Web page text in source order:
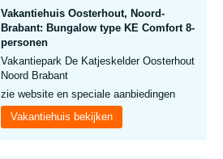
Vakantiehuis Oosterhout, Noord-
Brabant: Bungalow type KE Comfort 8-
personen
Vakantiepark De Katjeskelder Oosterhout
Noord Brabant
zie website en speciale aanbiedingen
Vakantiehuis bekijken